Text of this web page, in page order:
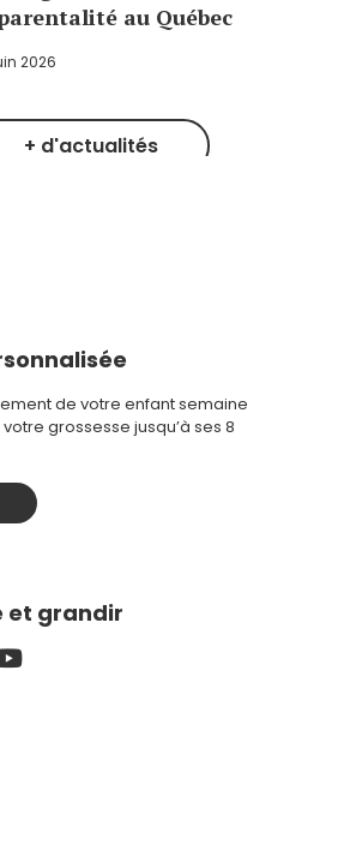
au Québec
2026
+ d'actualités
de votre enfant semaine
grossesse jusqu’à ses 8
et grandir